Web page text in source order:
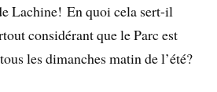
Lachine! En quoi cela sert-il
considérant que le Parc est
les dimanches matin de l’été?